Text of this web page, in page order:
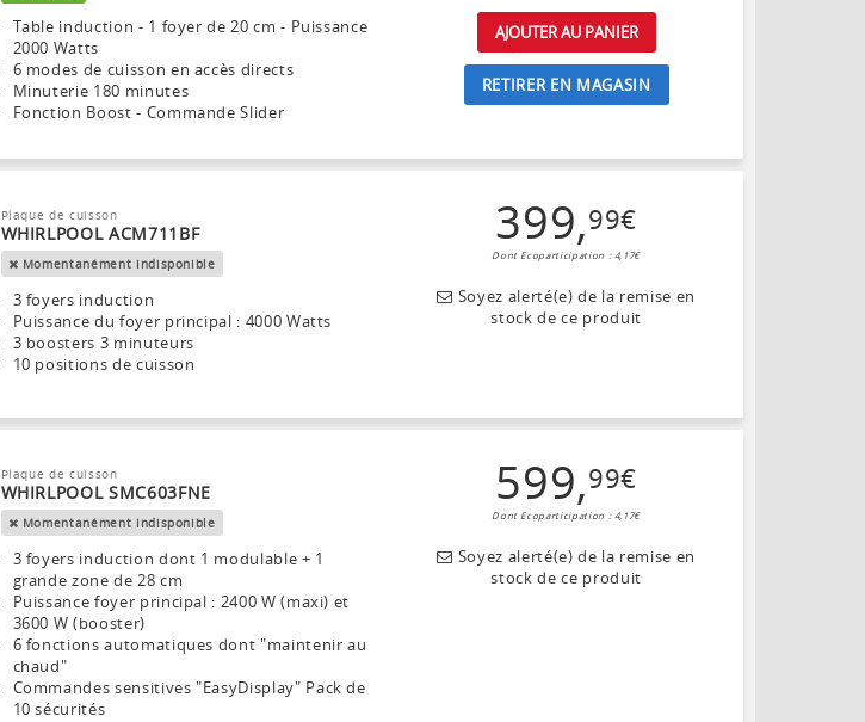
Table induction - 1 foyer de 20 cm - Puissance
2000 Watts
6 modes de cuisson en accès directs
Minuterie 180 minutes
Fonction Boost - Commande Slider
AJOUTER AU PANIER
RETIRER EN MAGASIN
Plaque de cuisson
WHIRLPOOL ACM711BF
Momentanément indisponible
3 foyers induction
Puissance du foyer principal : 4000 Watts
3 boosters 3 minuteurs
10 positions de cuisson
399,99€
Dont Ecoparticipation : 4,17€
Soyez alerté(e) de la remise en
stock de ce produit
Plaque de cuisson
WHIRLPOOL SMC603FNE
Momentanément indisponible
3 foyers induction dont 1 modulable + 1
grande zone de 28 cm
Puissance foyer principal : 2400 W (maxi) et
3600 W (booster)
6 fonctions automatiques dont "maintenir au
chaud"
Commandes sensitives "EasyDisplay" Pack de
10 sécurités
599,99€
Dont Ecoparticipation : 4,17€
Soyez alerté(e) de la remise en
stock de ce produit